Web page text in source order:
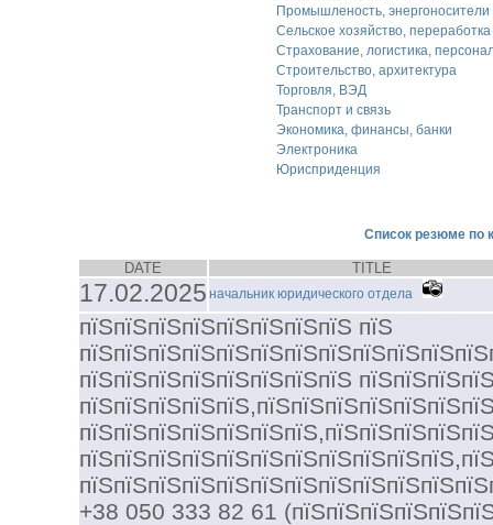
Промышленость, энергоносители
Сельское хозяйство, переработка
Страхование, логистика,
Строительство, архитектура
Торговля, ВЭД
Транспорт и связь
Экономика, финансы, банки
Электроника
Юрисприденция
Список резюме по
DATE TITLE
17.02.2025 начальник юридического отдела
пїЅпїЅпїЅпїЅпїЅпїЅпїЅпїЅ пїЅ
пїЅпїЅпїЅпїЅпїЅпїЅпїЅпїЅ
+38 050 333 82 61